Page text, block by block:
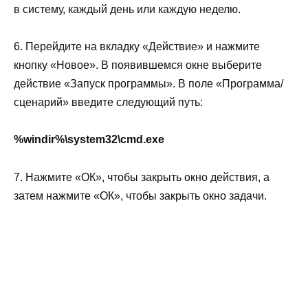
в систему, каждый день или каждую неделю.
6. Перейдите на вкладку «Действие» и нажмите
кнопку «Новое». В появившемся окне выберите
действие «Запуск программы». В поле «Программа/
сценарий» введите следующий путь:
%windir%\system32\cmd.exe
7. Нажмите «ОК», чтобы закрыть окно действия, а
затем нажмите «ОК», чтобы закрыть окно задачи.